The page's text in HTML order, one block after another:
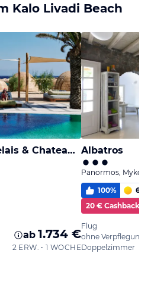
Kalo Livadi Beach
Myconian Sunrise Relais & Chateaux Hotel
ab 1.734 €
2 ERW. • 1 WOCHE
Albatros
Panormos,
100% 6,0
20 € Cashback
Flug
ohne Verpflegung
Doppelzimmer